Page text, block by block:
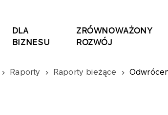
DLA
BIZNESU
ZRÓWNOWAŻONY
ROZWÓJ
Raporty Raporty bieżące Odwrócenie w